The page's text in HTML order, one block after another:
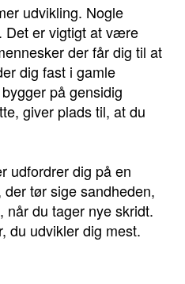
udvikling. Nogle
Det er vigtigt at være
der får dig til at
dig fast i gamle
på gensidig
giver plads til, at du
udfordrer dig på en
tør sige sandheden,
når du tager nye skridt.
du udvikler dig mest.